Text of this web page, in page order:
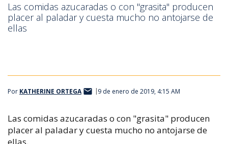
Las comidas azucaradas o con "grasita" producen
placer al paladar y cuesta mucho no antojarse de
ellas
Por KATHERINE ORTEGA 9 de enero de 2019, 4:15 AM
Las comidas azucaradas o con "grasita" producen
placer al paladar y cuesta mucho no antojarse de